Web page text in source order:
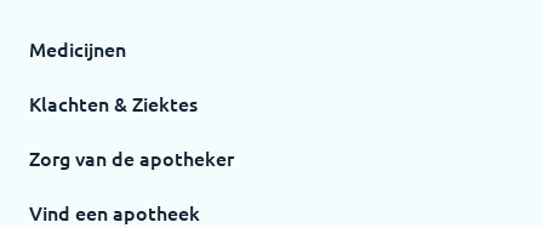
Medicijnen
Klachten & Ziektes
Zorg van de apotheker
Vind een apotheek